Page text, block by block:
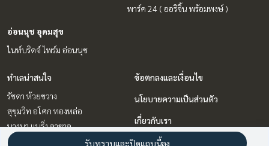
พาร์ค 24 ( ออริจิ้น พร้อมพงษ์ )
อ่อนนุช อุดมสุข
ไนท์บริดจ์ ไพร์ม อ่อนนุช
ทำเลน่าสนใจ
รัชดา ห้วยขวาง
สุขุมวิท อโศก ทองหล่อ
บางนา แบริ่ง ลาซาล
วิทยุ ชิดลม หลังสวน
ข้อตกลงและเงื่อนไข
นโยบายความเป็นส่วนตัว
เกี่ยวกับเรา
วิธีการฝากขาย-เช่า
รับทราบและปิดแถบนี้ลง